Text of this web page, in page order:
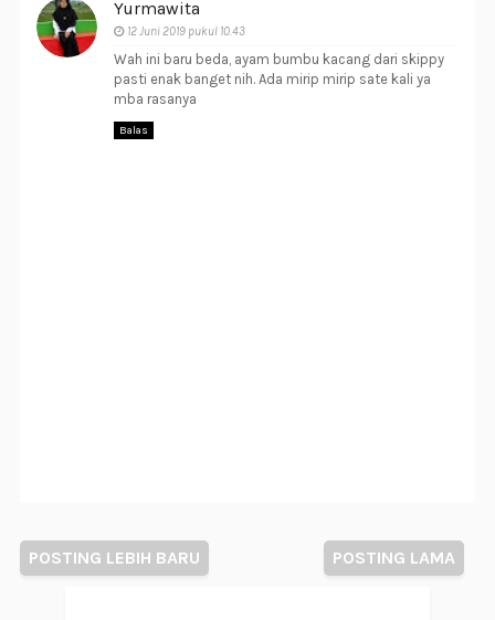
Yurmawita
12 Juni 2019 pukul 10.43
Wah ini baru beda, ayam bumbu kacang dari skippy
pasti enak banget nih. Ada mirip mirip sate kali ya
mba rasanya
Balas
POSTING LEBIH BARU POSTING LAMA